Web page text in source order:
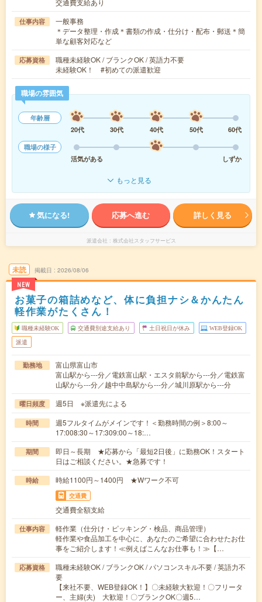
交通費支給あり
仕事内容
一般事務
＊データ整理・作成＊書類の作成・仕分け・配布・郵送＊簡
単な顧客対応など
応募資格
職種未経験OK / ブランクOK / 英語力不要
未経験OK！ #初めての派遣歓迎
職場の雰囲気
年齢層
20代
30代 40代 50代
60代
職場の様子
活気がある
しずか
もっと見る
気になる! 応募へ進む 詳しく見る
派遣会社 株式会社スタッフサービス
未読
NEW
掲載日 2026/08/06
お菓子の箱詰めなど、体に負担ナシ＆かんたん
軽作業がたくさん！
職種未経験OK 交通費別途支給あり 土日祝日が休み WEB登録OK
派遣
勤務地
富山県富山市
富山駅から---分／電鉄富山駅・エスタ前駅から---分／電鉄富
山駅から---分／越中中島駅から---分／城川原駅から---分
曜日頻度 週5日 ※派遣先による
時間
週5フルタイムがメインです！＜勤務時間の例＞8:00～
17:008:30～17:309:00～18:…
期間
即日～長期 ★応募から「最短2日後」に勤務OK！スタート
日はご相談ください。★急募です！
時給 時給1100円～1400円 ★Wワーク不可
交通費
交通費全額支給
仕事内容
軽作業（仕分け・ピッキング・検品、商品管理）
軽作業や食品加工を中心に、あなたのご希望に合わせたお仕
事をご紹介します！≪例えばこんなお仕事も！≫【…
応募資格
職種未経験OK / ブランクOK / パソコンスキル不要 / 英語力不
要
【来社不要、WEB登録OK！】〇未経験大歓迎！〇フリータ
ー、主婦(夫) 大歓迎！〇ブランクOK〇週5…